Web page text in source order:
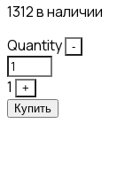
1312 в наличии
Quantity
-
1
+
Купить